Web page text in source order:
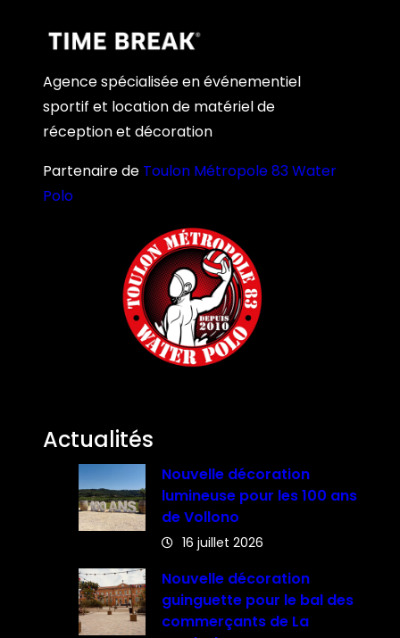
Agence spécialisée en événementiel
sportif et location de matériel de
réception et décoration
Partenaire de Toulon Métropole 83 Water
Polo
Actualités
Nouvelle décoration
lumineuse pour les 100 ans
de Vollono
16 juillet 2026
Nouvelle décoration
guinguette pour le bal des
commerçants de La